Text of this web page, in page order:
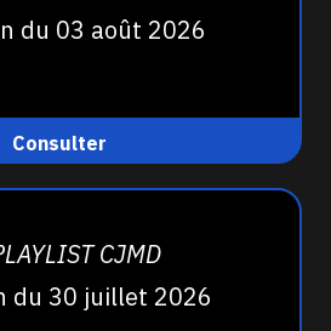
du 03 août 2026
Consulter
CJMD
du 30 juillet 2026